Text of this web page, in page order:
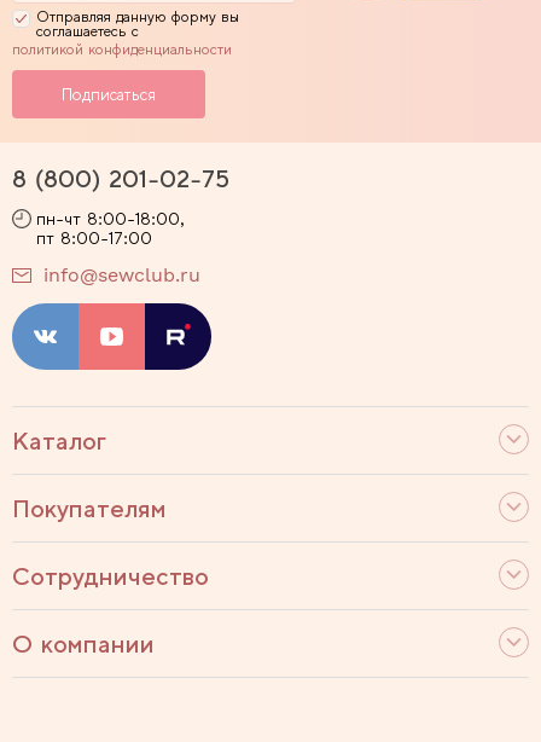
Отправляя данную форму вы
соглашаетесь с
политикой конфиденциальности
Каталог
Покупателям
Сотрудничество
О компании
8 (800) 201-02-75
пн-чт 8:00-18:00,
пт 8:00-17:00
info@sewclub.ru